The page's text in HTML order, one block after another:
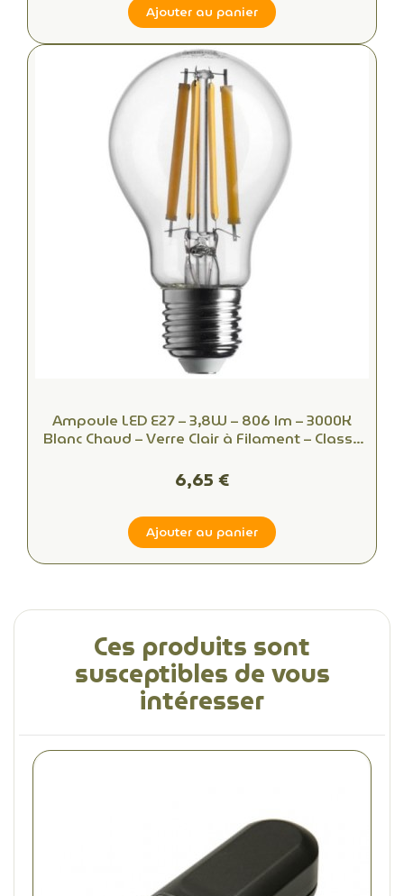
Ajouter au panier
Ampoule LED E27 – 3,8W – 806 lm – 3000K
Blanc Chaud – Verre Clair à Filament – Classe
6,65 €
Ajouter au panier
Ces produits sont
susceptibles de vous
intéresser